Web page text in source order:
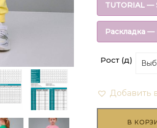
TUTORIAL —
Раскладка —
Рост (д)
Добавить
В